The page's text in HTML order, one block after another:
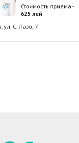
Стоимость приема -
625 лей
ул. С. Лазо, 7